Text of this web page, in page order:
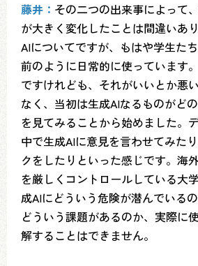
藤井： その二つの出来事によって
が大きく変化したことは間違いあ
AIについてですが、もはや学生た
前のように日常的に使っています
ですけれども、それがいいとか悪
なく、当初は生成AIなるものがど
を見てみることから始めました。
中で生成AIに意見を言わせてみた
クをしたりといった感じです。海
を厳しくコントロールしている大
成AIにどういう危険が潜んでいる
どういう課題があるのか、実際に
解することはできません。